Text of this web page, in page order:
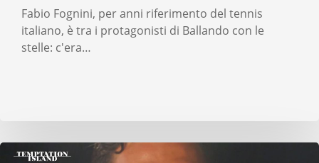
Fabio Fognini, per anni riferimento del tennis
italiano, è tra i protagonisti di Ballando con le
stelle: c'era…